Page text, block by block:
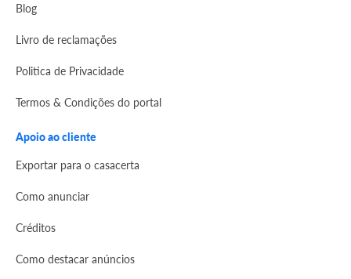
Blog
Livro de reclamações
Politica de Privacidade
Termos & Condições do portal
Apoio ao cliente
Exportar para o casacerta
Como anunciar
Créditos
Como destacar anúncios